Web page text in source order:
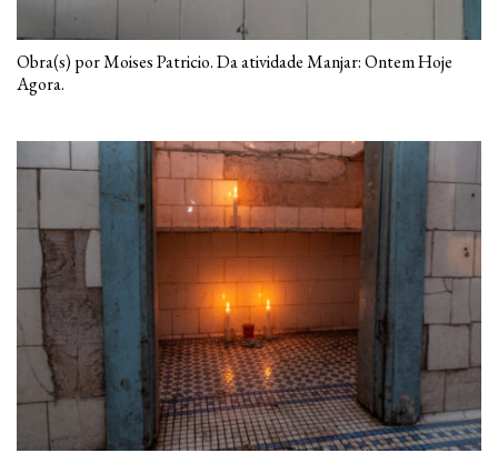
Obra(s) por Moises Patricio. Da atividade Manjar: Ontem Hoje
Agora.